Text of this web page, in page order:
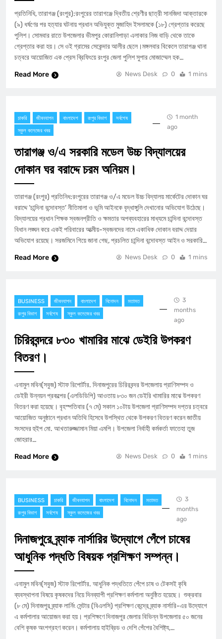
প্রতিনিধি, তারাগঞ্জ (রংপুর):রংপুরের তারাগঞ্জে দ্বিতীয় শ্রেণীর ছাত্রী সানজিদা আক্তারকে
(৯) ধর্ষণের পর হত্যার ঘটনায় প্রধান অভিযুক্ত মুজাহিদ ইসলামকে (১৮) গ্রেপ্তার করেছে
পুলিশ। সোমবার রাতে উপজেলার ভীমপুর কোরানিপাড়া এলাকার নিজ বাড়ি থেকে তাকে
গ্রেপ্তার করা হয়। সে ওই গ্রামের সেকেন্দার আলীর ছেলে।মঙ্গলবার বিকেলে তারাগঞ্জ থানা
চত্বরে আয়োজিত এক প্রেস ব্রিফিংয়ে রংপুর জেলা পুলিশ সুপার মোজাম্মেল হক…
Read More
News Desk 0 1 mins
চাকরি জীবনযাপন বাংলাদেশ রংপুর বিভাগ
সর্বশেষ
স্কুল কলেজের খবর
1 month
ago
তারাগঞ্জ ও/এ সরকারি মডেল উচ্চ বিদ্যালয়ের
দোকান ঘর বরাদ্দে চরম অনিয়ম।
তারাগঞ্জ (রংপুর) প্রতিনিধ:রংপুরের তারাগঞ্জ ও/এ মডেল উচ্চ বিদ্যালয় মার্কেটের দোকান ঘর
বরাদ্দে ‘চান্দিনা বন্দোবস্ত’ নীতিমালা ও ভূমি আইনকে বৃদ্ধাঙ্গুলি দেখানোর অভিযোগ উঠেছে।
বিদ্যালয়ের প্রধান শিক্ষক স্বজনপ্রীতি ও ক্ষমতার অপব্যবহারের মাধ্যমে চান্দিনা বন্দোবস্ত
বিধান লঙ্ঘন করে একই পরিবারের আত্মীয়-স্বজনদের নামে একাধিক দোকান বরাদ্দ দেয়ার
অভিযোগ রয়েছে। সরজমিনে গিয়ে জানা গেছ, প্রচলিত চান্দিনা বন্দোবস্ত আইন ও সরকারি…
Read More
News Desk 0 1 mins
BUSINESS জীবনযাপন বাংলাদেশ বিনোদন
মতামত
রংপুর বিভাগ
সর্বশেষ স্কুল কলেজের খবর
3
months
ago
চিরিরবন্দরে ৮৩০ খামারির মাঝে ডেইরি উপকরণ
বিতরণ।
এনামুল মবিন(সবুজ) স্টাফ রিপোর্টার. দিনাজপুরের চিরিরবন্দর উপজেলায় প্রাণিসম্পদ ও
ডেইরী উন্নয়ন প্রকল্পের (এলডিডিপি) আওতায় ৮৩০ জন ডেইরি খামারির মাঝে উপকরণ
বিতরণ করা হয়েছে। বৃহস্পতিবার (৭ মে) সকাল ১০টায় উপজেলা প্রাণিসম্পদ দপ্তর চত্বরে
আয়োজিত অনুষ্ঠানে প্রধান অতিথি হিসেবে উপস্থিত থেকে উপকরণ বিতরণ করেন জাতীয়
সংসদের হুইপ মো. আখতারুজ্জামান মিয়া এমপি। উপজেলা নির্বাহী কর্মকর্তা ফাতেহা তুজ
জোহরার…
Read More
News Desk 0 1 mins
BUSINESS চাকরি জীবনযাপন বাংলাদেশ বিনোদন
মতামত
রংপুর বিভাগ
সর্বশেষ স্কুল কলেজের খবর
3
months
ago
দিনাজপুরে ব্র্যাক নার্সারির উদ্যোগে পেঁপে চাষের
আধুনিক পদ্ধতি বিষয়ক প্রশিক্ষণ সম্পন্ন।
এনামুল মবিন(সবুজ) স্টাফ রিপোর্টার. আধুনিক পদ্ধতিতে পেঁপে চাষ ও টেকসই কৃষি
ব্যবস্থাপনা বিষয়ে কৃষকদের নিয়ে দিনব্যাপী প্রশিক্ষণ কর্মশালা অনুষ্ঠিত হয়েছে। শুক্রবার
(৮ মে) দিনাজপুর ব্র্যাক লার্নিং সেন্টার (বিএলসি) প্রশিক্ষণ কেন্দ্রে ব্র্যাক নার্সারি-এর উদ্যোগে
এ কর্মশালার আয়োজন করা হয়। প্রশিক্ষণে দিনাজপুর জেলার বিভিন্ন উপজেলার ৫০ জনের
বেশি কৃষক অংশগ্রহণ করেন। কর্মশালায় হাইব্রিড ও দেশি পেঁপের বৈশিষ্ট্য,…